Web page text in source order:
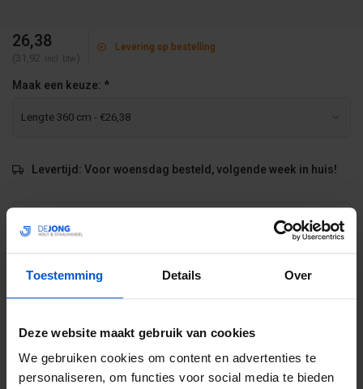
Toestemming Details Over
Deze website maakt gebruik van cookies
We gebruiken cookies om content en advertenties te
personaliseren, om functies voor social media te bieden
26,38
(31,92 Incl. btw )
Levering op bestelling
Maak een keuze: *
Levertijd: Voor woensdag besteld, volgende week in huis!
Aantal
Ruime voorraad in kwalitatieve producten
Afhalen (in Rhenen) mogelijk